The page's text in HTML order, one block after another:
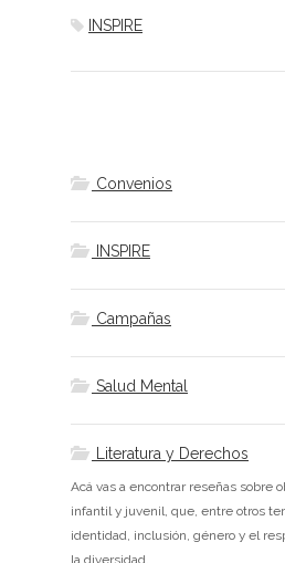
INSPIRE
Convenios
INSPIRE
Campañas
Salud Mental
Literatura y Derechos
Acá vas a encontrar reseñas sobre
infantil y juvenil, que, entre otros
identidad, inclusión, género y el
la diversidad.